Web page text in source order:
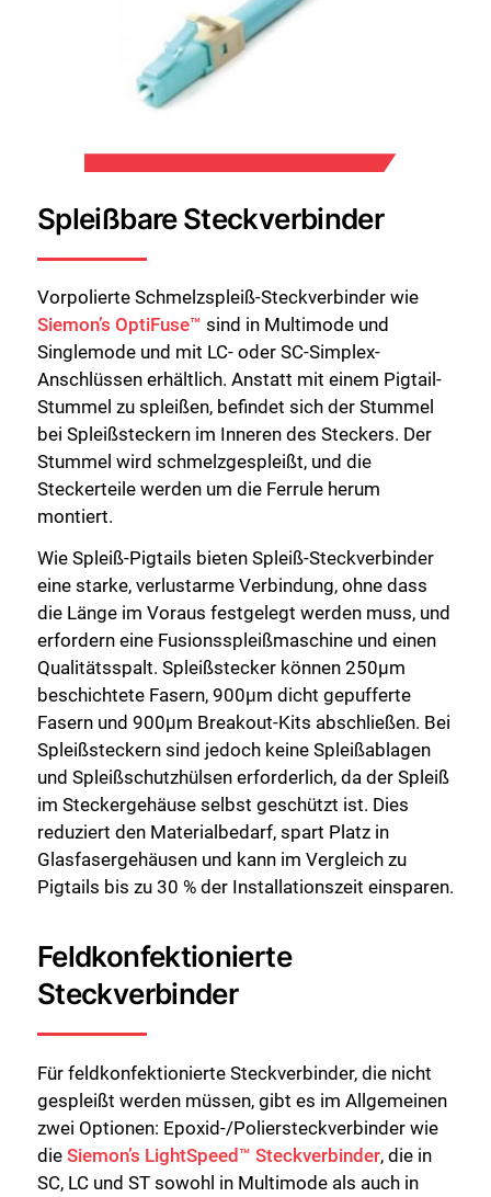
Spleißbare Steckverbinder
Vorpolierte Schmelzspleiß-Steckverbinder wie
Siemon’s OptiFuse™ sind in Multimode und
Singlemode und mit LC- oder SC-Simplex-
Anschlüssen erhältlich. Anstatt mit einem Pigtail-
Stummel zu spleißen, befindet sich der Stummel
bei Spleißsteckern im Inneren des Steckers. Der
Stummel wird schmelzgespleißt, und die
Steckerteile werden um die Ferrule herum
montiert.
Wie Spleiß-Pigtails bieten Spleiß-Steckverbinder
eine starke, verlustarme Verbindung, ohne dass
die Länge im Voraus festgelegt werden muss, und
erfordern eine Fusionsspleißmaschine und einen
Qualitätsspalt. Spleißstecker können 250µm
beschichtete Fasern, 900µm dicht gepufferte
Fasern und 900µm Breakout-Kits abschließen. Bei
Spleißsteckern sind jedoch keine Spleißablagen
und Spleißschutzhülsen erforderlich, da der Spleiß
im Steckergehäuse selbst geschützt ist. Dies
reduziert den Materialbedarf, spart Platz in
Glasfasergehäusen und kann im Vergleich zu
Pigtails bis zu 30 % der Installationszeit einsparen.
Feldkonfektionierte
Steckverbinder
Für feldkonfektionierte Steckverbinder, die nicht
gespleißt werden müssen, gibt es im Allgemeinen
zwei Optionen: Epoxid-/Poliersteckverbinder wie
die Siemon’s LightSpeed™ Steckverbinder, die in
SC, LC und ST sowohl in Multimode als auch in
Schließen Sie